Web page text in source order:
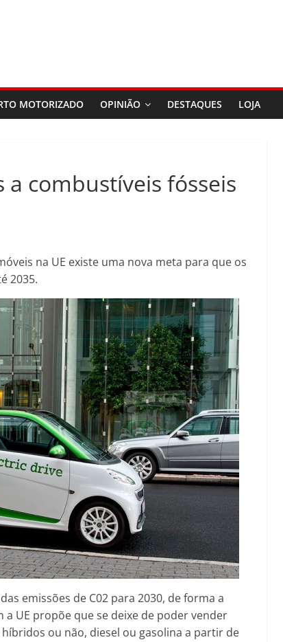
MOTORIZADO OPINIÃO DESTAQUES LOJA
a combustíveis fósseis
na UE existe uma nova meta para que os
2035.
emissões de C02 para 2030, de forma a
UE propõe que se deixe de poder vender
ou não, diesel ou gasolina a partir de